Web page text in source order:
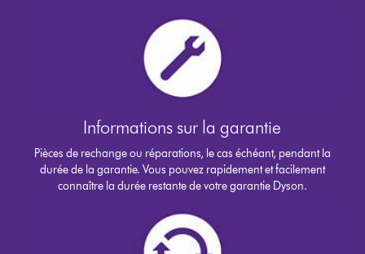
Informations sur la garantie
Pièces de rechange ou réparations, le cas échéant, pendant la
durée de la garantie. Vous pouvez rapidement et facilement
connaître la durée restante de votre garantie Dyson.